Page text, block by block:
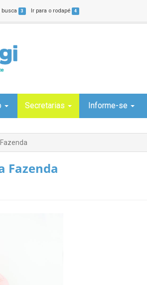
busca 3 Ir para o rodapé 4
Secretarias Informe-se
Fazenda